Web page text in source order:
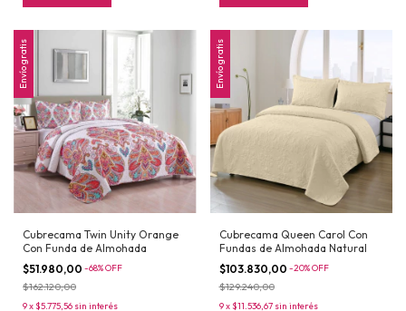
Envío gratis
Cubrecama Twin Unity Orange
Con Funda de Almohada
$51.980,00 -68%OFF
$162.120,00
9x$5.775,56 sin interés
Envío gratis
Cubrecama Queen Carol Con
Fundas de Almohada Natural
$103.830,00 -20%OFF
$129.240,00
9x$11.536,67 sin interés